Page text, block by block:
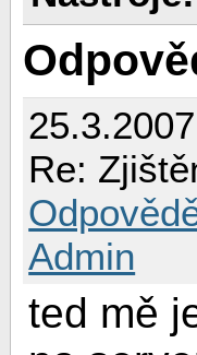
Re:
Admin
ted mě